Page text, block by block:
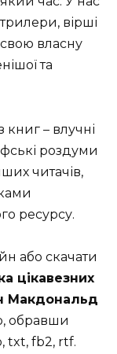
вірші
власну
та
книг – влучні
роздуми
читачів,
ресурсу.
або скачати
цікавезних
Макдональд
обравши
txt, fb2, rtf.